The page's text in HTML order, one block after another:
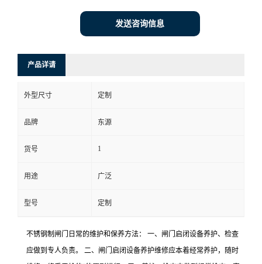
发送咨询信息
产品详请
外型尺寸 定制
品牌 东源
货号 1
用途 广泛
型号 定制
不锈钢制闸门日常的维护和保养方法： 一、闸门启闭设备养护、检查
应做到专人负责。 二、闸门启闭设备养护维修应本着经常养护，随时